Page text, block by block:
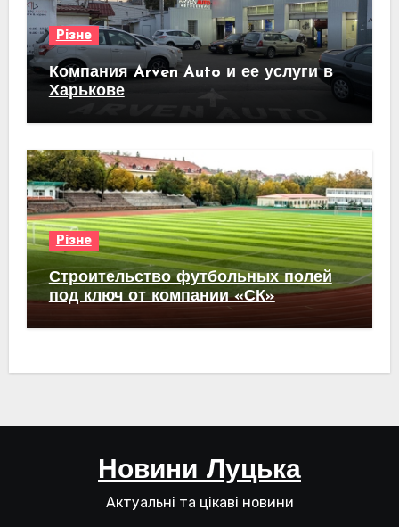
Різне
Компания Arven Auto и ее услуги в
Харькове
Різне
Строительство футбольных полей
под ключ от компании «СК»
Новини Луцька
Актуальні та цікаві новини